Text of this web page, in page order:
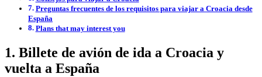
Preguntas frecuentes de los requisitos para viajar a Croacia desde
España
Plans that may interest you
1. Billete de avión de ida a Croacia y
vuelta a España